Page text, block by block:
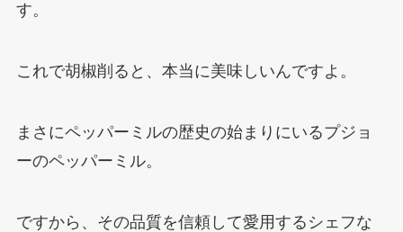
す。
これで胡椒削ると、本当に美味しいんですよ。
まさにペッパーミルの歴史の始まりにいるプジョ
ーのペッパーミル。
ですから、その品質を信頼して愛用するシェフな